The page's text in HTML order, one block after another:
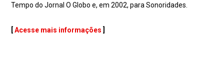
Tempo do Jornal O Globo e, em 2002, para Sonoridades.
Acesse mais informações